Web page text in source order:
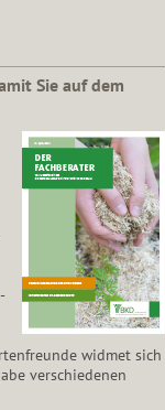
Sie auf dem
widmet sich
verschiedenen